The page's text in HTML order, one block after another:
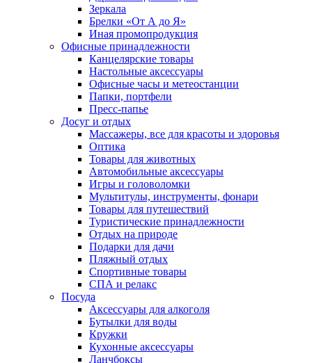
Зеркала
Брелки «От А до Я»
Иная промопродукция
Офисные принадлежности
Канцелярские товары
Настольные аксессуары
Офисные часы и метеостанции
Папки, портфели
Пресс-папье
Досуг и отдых
Массажеры, все для красоты и здоровья
Оптика
Товары для животных
Автомобильные аксессуары
Игры и головоломки
Мультитулы, инструменты, фонари
Товары для путешествий
Туристические принадлежности
Отдых на природе
Подарки для дачи
Пляжный отдых
Спортивные товары
СПА и релакс
Посуда
Аксессуары для алкоголя
Бутылки для воды
Кружки
Кухонные аксессуары
Ланчбоксы